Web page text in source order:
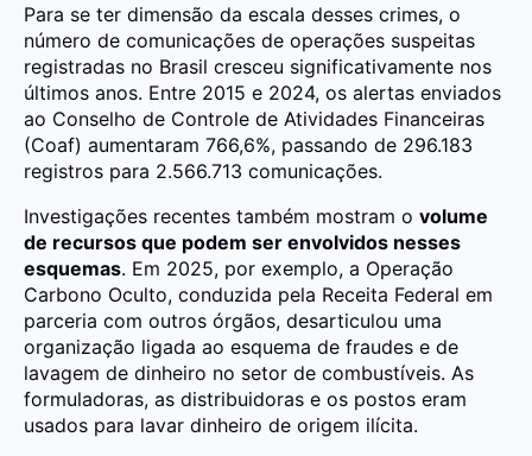
Para se ter dimensão da escala desses crimes, o
número de comunicações de operações suspeitas
registradas no Brasil cresceu significativamente nos
últimos anos. Entre 2015 e 2024, os alertas enviados
ao Conselho de Controle de Atividades Financeiras
(Coaf) aumentaram 766,6%, passando de 296.183
registros para 2.566.713 comunicações.
Investigações recentes também mostram o volume
de recursos que podem ser envolvidos nesses
esquemas. Em 2025, por exemplo, a Operação
Carbono Oculto, conduzida pela Receita Federal em
parceria com outros órgãos, desarticulou uma
organização ligada ao esquema de fraudes e de
lavagem de dinheiro no setor de combustíveis. As
formuladoras, as distribuidoras e os postos eram
usados para lavar dinheiro de origem ilícita.